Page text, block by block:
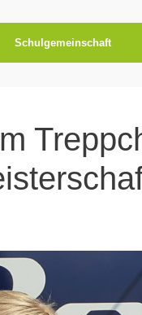
Schulgemeinschaft